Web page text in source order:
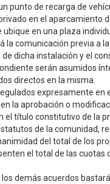
punto de recarga de
en el aparcamiento
en una plaza
la comunicación previa a la
dicha instalación y el
serán asumidos
directos en la misma.
expresamente en
la aprobación o
el título constitutivo de la
de la comunidad,
del total de los
el total de las cuotas
los demás acuerdos